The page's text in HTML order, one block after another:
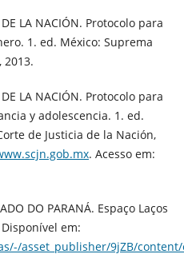
DE LA NACIÓN. Protocolo para
1. ed. México: Suprema
2013.
DE LA NACIÓN. Protocolo para
y adolescencia. 1. ed.
de Justicia de la Nación,
. Acesso em:
DO PARANÁ. Espaço Laços
Disponível em:
asset_publisher/9jZB/content/